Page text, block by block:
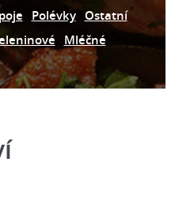
Polévky Ostatní
Mléčné